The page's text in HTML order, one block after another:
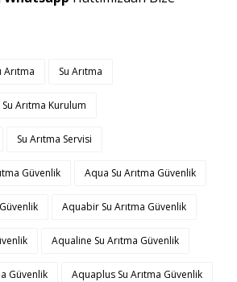
Su Arıtma
Su Arıtma Kurulum
Su Arıtma Servisi
Güvenlik Aqua Su Arıtma Güvenlik
Aquabir Su Arıtma Güvenlik
Aqualine Su Arıtma Güvenlik
Güvenlik Aquaplus Su Arıtma Güvenlik